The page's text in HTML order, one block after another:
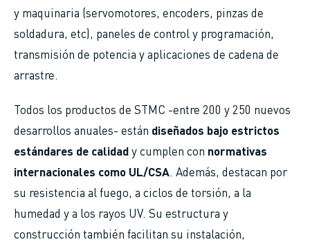
y maquinaria (servomotores, encoders, pinzas de
soldadura, etc), paneles de control y programación,
transmisión de potencia y aplicaciones de cadena de
arrastre.
Todos los productos de STMC -entre 200 y 250 nuevos
desarrollos anuales- están diseñados bajo estrictos
estándares de calidady cumplen con normativas
internacionales como UL/CSA. Además, destacan por
su resistencia al fuego, a ciclos de torsión, a la
humedad y a los rayos UV. Su estructura y
construcción también facilitan su instalación,